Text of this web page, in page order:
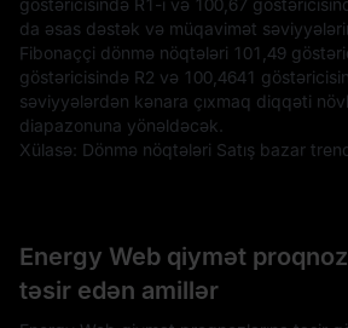
göstəricisində R1-i və 100,67
da əsas dəstək və müqavimət
Fibonaççi dönmə nöqtələri 101,49
göstəricisində R2 və 100,4641
səviyyələrdən kənara çıxmaq diqqəti
diapazonuna yönəldəcək.
Xülasə: Dönmə nöqtələri Satış bazar
Energy Web qiymət
təsir edən amillər